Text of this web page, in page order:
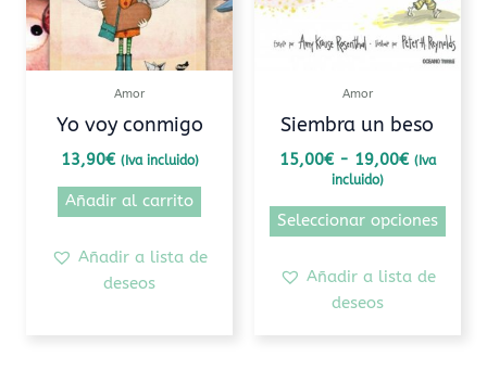
Amor
Yo voy conmigo
13,90€ (Iva incluido)
Añadir al carrito
Añadir a lista de
deseos
Amor
Siembra un beso
15,00€ - 19,00€ (Iva
incluido)
Seleccionar opciones
Las
se
Añadir a lista de
deseos